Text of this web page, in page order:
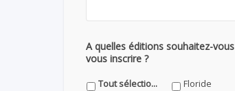
A quelles éditions souhaitez-vous
vous inscrire ?
Tout sélectionner
Floride